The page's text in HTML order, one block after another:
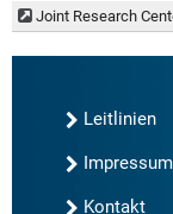
Joint Research
Leitlinien
Impressum
Kontakt